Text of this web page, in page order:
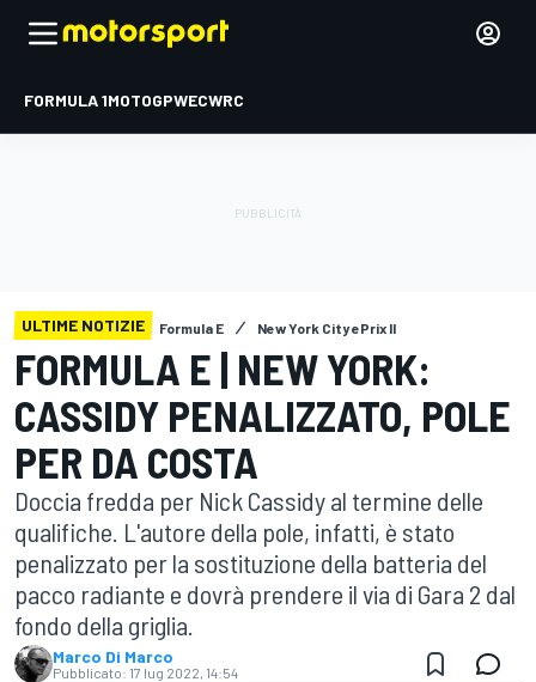
FORMULA 1MOTOGPWECWRC
ULTIME NOTIZIE Formula E New York City ePrix II
FORMULA E | NEW YORK:
CASSIDY PENALIZZATO, POLE
PER DA COSTA
Doccia fredda per Nick Cassidy al termine delle
qualifiche. L'autore della pole, infatti, è stato
penalizzato per la sostituzione della batteria del
pacco radiante e dovrà prendere il via di Gara 2 dal
fondo della griglia.
Marco Di Marco
Pubblicato: 17 lug 2022, 14:54